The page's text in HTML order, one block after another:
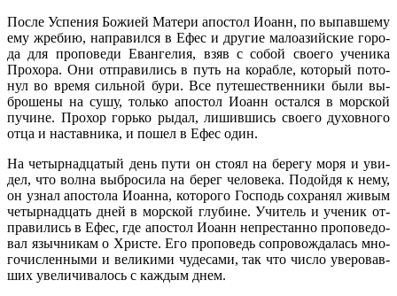
По­сле Успе­ния Бо­жи­ей Ма­те­ри апо­стол Иоанн, по вы­пав­ше­му
ему жре­бию, на­пра­вил­ся в Ефес и дру­гие ма­ло­азий­ские го­ро­
да для про­по­ве­ди Еван­ге­лия, взяв с со­бой сво­е­го уче­ни­ка
Про­хо­ра. Они от­пра­ви­лись в путь на ко­раб­ле, ко­то­рый по­то­
нул во вре­мя силь­ной бу­ри. Все пу­те­ше­ствен­ни­ки бы­ли вы­
бро­ше­ны на су­шу, толь­ко апо­стол Иоанн остал­ся в мор­ской
пу­чине. Про­хор горь­ко ры­дал, ли­шив­шись сво­е­го ду­хов­но­го
от­ца и на­став­ни­ка, и по­шел в Ефес один.
На че­тыр­на­дца­тый день пу­ти он сто­ял на бе­ре­гу мо­ря и уви­
дел, что вол­на вы­бро­си­ла на бе­рег че­ло­ве­ка. По­дой­дя к нему,
он узнал апо­сто­ла Иоан­на, ко­то­ро­го Гос­подь со­хра­нял жи­вым
че­тыр­на­дцать дней в мор­ской глу­бине. Учи­тель и уче­ник от­
пра­ви­лись в Ефес, где апо­стол Иоанн непре­стан­но про­по­ве­до­
вал языч­ни­кам о Хри­сте. Его про­по­ведь со­про­вож­да­лась мно­
го­чис­лен­ны­ми и ве­ли­ки­ми чу­де­са­ми, так что чис­ло уве­ро­вав­
ших уве­ли­чи­ва­лось с каж­дым днем.